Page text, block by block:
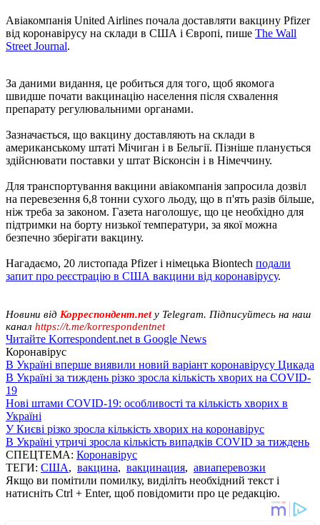
Авіакомпанія United Airlines почала доставляти вакцину Pfizer
від коронавірусу на склади в США і Європі, пише The Wall
Street Journal.
За даними видання, це робиться для того, щоб якомога
швидше почати вакцинацію населення після схвалення
препарату регулювальними органами.
Зазначається, що вакцину доставляють на склади в
американському штаті Мічиган і в Бельгії. Пізніше планується
здійснювати поставки у штат Вісконсін і в Німеччину.
Для транспортування вакцини авіакомпанія запросила дозвіл
на перевезення 6,8 тонни сухого льоду, що в п'ять разів більше,
ніж треба за законом. Газета наголошує, що це необхідно для
підтримки на борту низької температури, за якої можна
безпечно зберігати вакцину.
Нагадаємо, 20 листопада Pfizer і німецька Biontech подали
запит про реєстрацію в США вакцини від коронавірусу.
Новини від Корреспондент.net у Telegram. Підписуйтесь на наш
канал https://t.me/korrespondentnet
Читайте Korrespondent.net в Google News
Коронавірус
В Україні вперше виявили новий варіант коронавірусу Цикада
В Україні за тиждень різко зросла кількість хворих на COVID-
19
Нові штами COVID-19: особливості та кількість хворих в
Україні
У Києві різко зросла кількість хворих на коронавірус
В Україні утричі зросла кількість випадків COVID за тиждень
СПЕЦТЕМА: Коронавірус
ТЕГИ: США, вакцина, вакцинация, авиаперевозки
Якщо ви помітили помилку, виділіть необхідний текст і
натисніть Ctrl + Enter, щоб повідомити про це редакцію.